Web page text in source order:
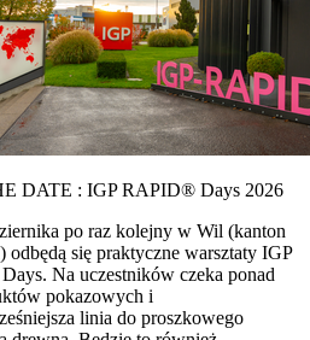
DATE : IGP RAPID® Days 2026
po raz kolejny w Wil (kanton
odbędą się praktyczne warsztaty IGP
Na uczestników czeka ponad
pokazowych i
linia do proszkowego